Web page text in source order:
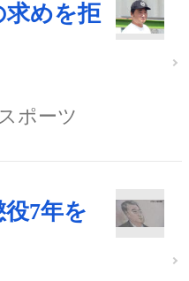
求めを拒
ポーツ
7年を